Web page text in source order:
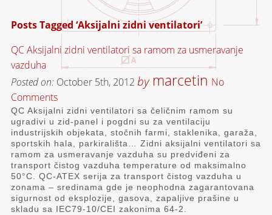
Posts Tagged ‘Aksijalni zidni ventilatori’
QC Aksijalni zidni ventilatori sa ramom za usmeravanje
vazduha
Posted on: October 5th, 2012 by marcetin No
Comments
QC Aksijalni zidni ventilatori sa čeličnim ramom su
ugradivi u zid-panel i pogdni su za ventilaciju
industrijskih objekata, stočnih farmi, staklenika, garaža,
sportskih hala, parkirališta… Zidni aksijalni ventilatori sa
ramom za usmeravanje vazduha su predviđeni za
transport čistog vazduha temperature od maksimalno
50°C. QC-ATEX serija za transport čistog vazduha u
zonama – sredinama gde je neophodna zagarantovana
sigurnost od eksplozije, gasova, zapaljive prašine u
skladu sa IEC79-10/CEI zakonima 64-2.